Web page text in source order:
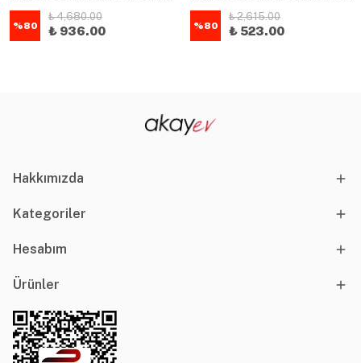
%80
₺ 4,680.00
₺ 936.00 %80
₺ 2,615.00
₺ 523.00
Hakkımızda
Kategoriler
Hesabım
Ürünler